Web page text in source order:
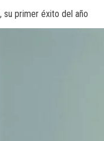
su primer éxito del año